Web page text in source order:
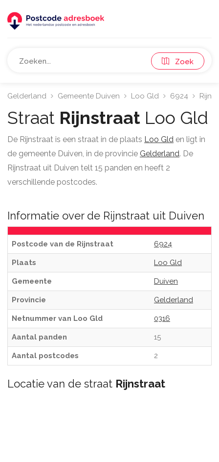
Zoek
Gelderland Gemeente Duiven Loo Gld 6924
Straat Rijnstraat Loo Gld
De Rijnstraat is een straat in de plaats Loo Gld en ligt in
de gemeente Duiven, in de provincie Gelderland. De
Rijnstraat uit Duiven telt 15 panden en heeft 2
verschillende postcodes.
Informatie over de Rijnstraat uit Duiven
Postcode van de Rijnstraat 6924
Plaats Loo Gld
Gemeente Duiven
Provincie Gelderland
Netnummer van Loo Gld 0316
Aantal panden 15
Aantal postcodes 2
Locatie van de straat Rijnstraat